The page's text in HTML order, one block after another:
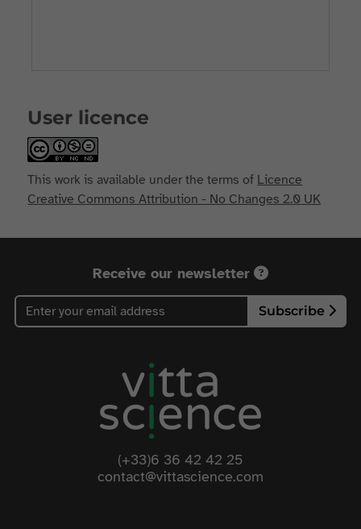
User licence
This work is available under the terms of Licence
Creative Commons Attribution - No Changes 2.0 UK
Receive our newsletter
Subscribe
(+33)6 36 42 42 25
contact@vittascience.com